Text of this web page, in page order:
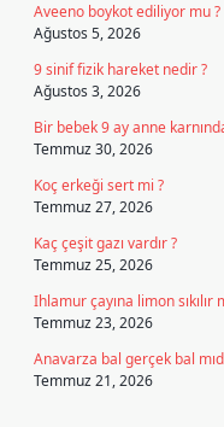
Aveeno boykot ediliyor mu ?
Ağustos 5, 2026
9 sinif fizik hareket nedir ?
Ağustos 3, 2026
Bir bebek 9 ay anne
Temmuz 30, 2026
Koç erkeği sert mi ?
Temmuz 27, 2026
Kaç çeşit gazı vardır ?
Temmuz 25, 2026
Ihlamur çayına limon sıkılır
Temmuz 23, 2026
Anavarza bal gerçek bal
Temmuz 21, 2026